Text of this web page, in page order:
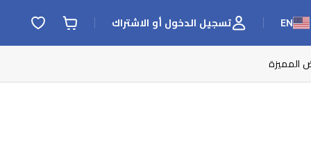
EN تسجيل الدخول أو الاشتراك
المميزة